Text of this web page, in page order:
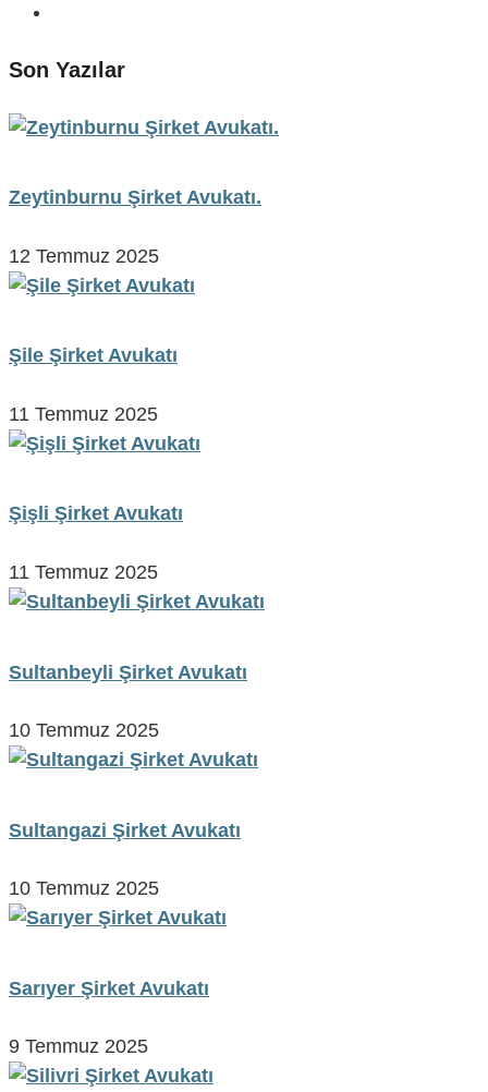
Son Yazılar
Zeytinburnu Şirket Avukatı.
12 Temmuz 2025
Şile Şirket Avukatı
11 Temmuz 2025
Şişli Şirket Avukatı
11 Temmuz 2025
Sultanbeyli Şirket Avukatı
10 Temmuz 2025
Sultangazi Şirket Avukatı
10 Temmuz 2025
Sarıyer Şirket Avukatı
9 Temmuz 2025